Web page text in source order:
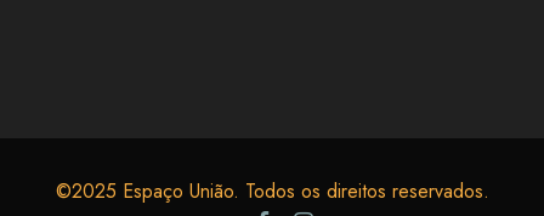
©2025 Espaço União. Todos os direitos reservados.